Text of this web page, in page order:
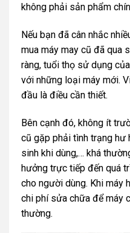
không phải sản phẩm
Nếu bạn đã cân nhắc
mua máy may cũ đã qua
ràng, tuổi thọ sử dụng
với những loại máy mới.
đầu là điều cần thiết.
Bên cạnh đó, không ít
cũ gặp phải tình trạng hư
sinh khi dùng,… khá
hưởng trực tiếp đến quá
cho người dùng. Khi máy
chi phí sửa chữa để máy
thường.